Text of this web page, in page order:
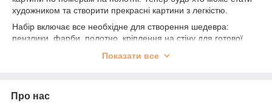
художником та створити прекрасні картини з легкістю.
Набір включає все необхідне для створення шедевра:
пензлики, фарби, полотно, кріплення на стіну для готової
поринути у захоплюючий світ архітектурних шедеврів та
й чудовий спосіб відпочити після важкого робочого дня.
Показати все
Про нас